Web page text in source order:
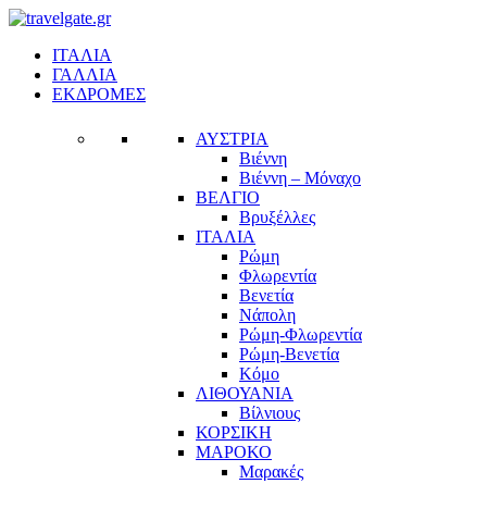
ΙΤΑΛΙΑ
ΓΑΛΛΙΑ
ΕΚΔΡΟΜΕΣ
ΑΥΣΤΡΙΑ
Βιέννη
Βιέννη – Μόναχο
ΒΕΛΓΙΟ
Βρυξέλλες
ΙΤΑΛΙΑ
Ρώμη
Φλωρεντία
Βενετία
Νάπολη
Ρώμη-Φλωρεντία
Ρώμη-Βενετία
Κόμο
ΛΙΘΟΥΑΝΙΑ
Βίλνιους
ΚΟΡΣΙΚΗ
ΜΑΡΟΚΟ
Μαρακές